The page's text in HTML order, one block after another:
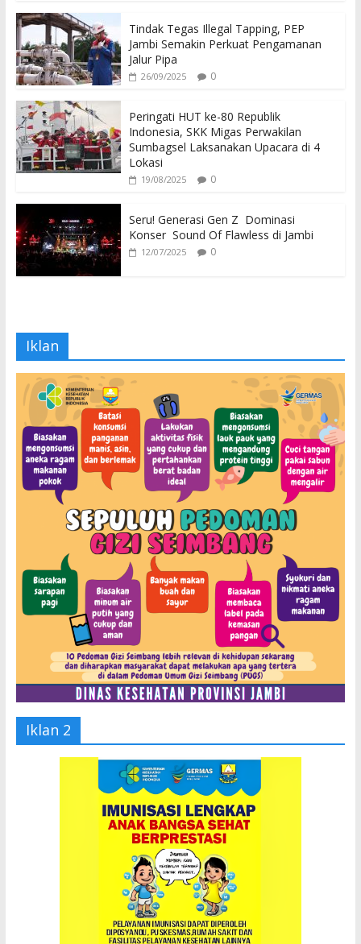
Tindak Tegas Illegal Tapping, PEP
Jambi Semakin Perkuat Pengamanan
Jalur Pipa
26/09/2025 0
Peringati HUT ke-80 Republik
Indonesia, SKK Migas Perwakilan
Sumbagsel Laksanakan Upacara di 4
Lokasi
19/08/2025 0
Seru! Generasi Gen Z Dominasi
Konser Sound Of Flawless di Jambi
12/07/2025 0
Iklan
Iklan 2